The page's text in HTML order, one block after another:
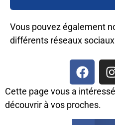
Vous pouvez également
différents réseaux sociaux
Cette page vous a
découvrir à vos proches.